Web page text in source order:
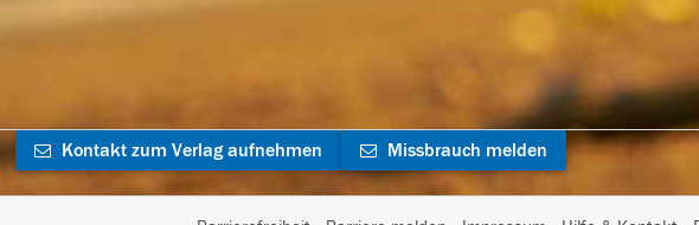
Kontakt zum Verlag aufnehmen Missbrauch melden